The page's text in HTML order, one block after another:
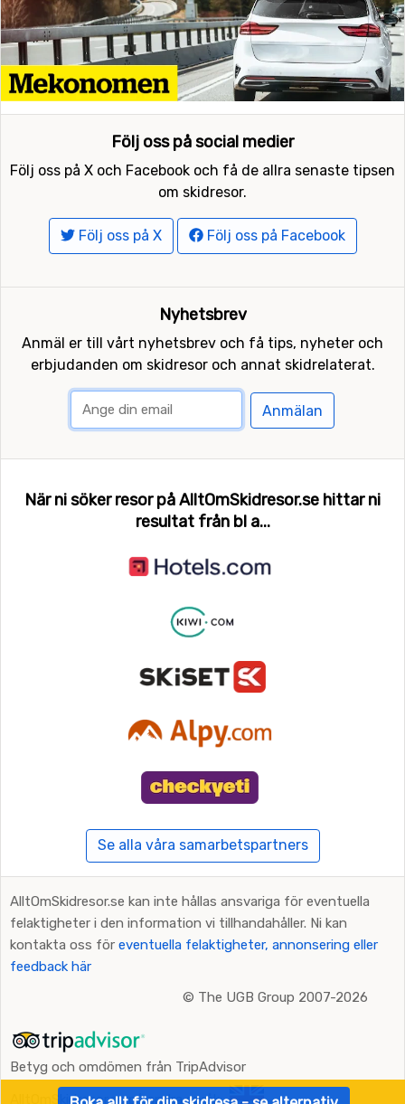
Följ oss på social medier
Följ oss på X och Facebook och få de allra senaste tipsen
om skidresor.
Följ oss på X Följ oss på Facebook
Nyhetsbrev
Anmäl er till vårt nyhetsbrev och få tips, nyheter och
erbjudanden om skidresor och annat skidrelaterat.
Anmälan
När ni söker resor på AlltOmSkidresor.se hittar ni
resultat från bl a...
Se alla våra samarbetspartners
AlltOmSkidresor.se kan inte hållas ansvariga för eventuella
felaktigheter i den information vi tillhandahåller. Ni kan
kontakta oss för eventuella felaktigheter, annonsering eller
feedback här
© The UGB Group 2007-2026
Betyg och omdömen från TripAdvisor
AlltOmSkidresor.se på andra språk: